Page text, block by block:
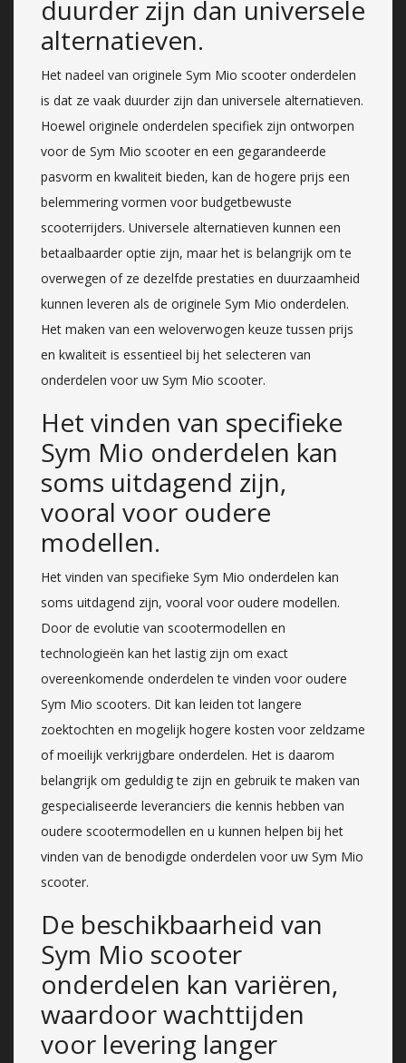
duurder zijn dan universele
alternatieven.
Het nadeel van originele Sym Mio scooter onderdelen
is dat ze vaak duurder zijn dan universele alternatieven.
Hoewel originele onderdelen specifiek zijn ontworpen
voor de Sym Mio scooter en een gegarandeerde
pasvorm en kwaliteit bieden, kan de hogere prijs een
belemmering vormen voor budgetbewuste
scooterrijders. Universele alternatieven kunnen een
betaalbaarder optie zijn, maar het is belangrijk om te
overwegen of ze dezelfde prestaties en duurzaamheid
kunnen leveren als de originele Sym Mio onderdelen.
Het maken van een weloverwogen keuze tussen prijs
en kwaliteit is essentieel bij het selecteren van
onderdelen voor uw Sym Mio scooter.
Het vinden van specifieke
Sym Mio onderdelen kan
soms uitdagend zijn,
vooral voor oudere
modellen.
Het vinden van specifieke Sym Mio onderdelen kan
soms uitdagend zijn, vooral voor oudere modellen.
Door de evolutie van scootermodellen en
technologieën kan het lastig zijn om exact
overeenkomende onderdelen te vinden voor oudere
Sym Mio scooters. Dit kan leiden tot langere
zoektochten en mogelijk hogere kosten voor zeldzame
of moeilijk verkrijgbare onderdelen. Het is daarom
belangrijk om geduldig te zijn en gebruik te maken van
gespecialiseerde leveranciers die kennis hebben van
oudere scootermodellen en u kunnen helpen bij het
vinden van de benodigde onderdelen voor uw Sym Mio
scooter.
De beschikbaarheid van
Sym Mio scooter
onderdelen kan variëren,
waardoor wachttijden
voor levering langer